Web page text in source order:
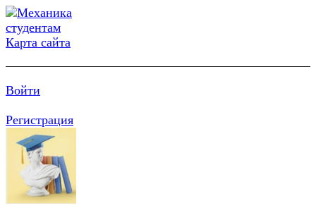
Карта сайта
Войти
Регистрация